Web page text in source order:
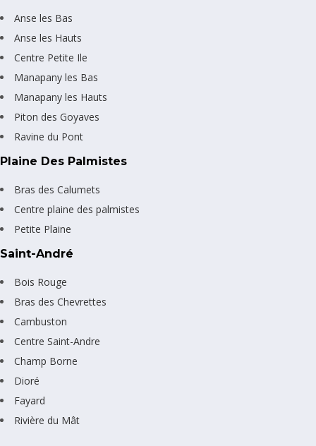
Anse les Bas
Anse les Hauts
Centre Petite Ile
Manapany les Bas
Manapany les Hauts
Piton des Goyaves
Ravine du Pont
Plaine Des Palmistes
Bras des Calumets
Centre plaine des palmistes
Petite Plaine
Saint-André
Bois Rouge
Bras des Chevrettes
Cambuston
Centre Saint-Andre
Champ Borne
Dioré
Fayard
Rivière du Mât